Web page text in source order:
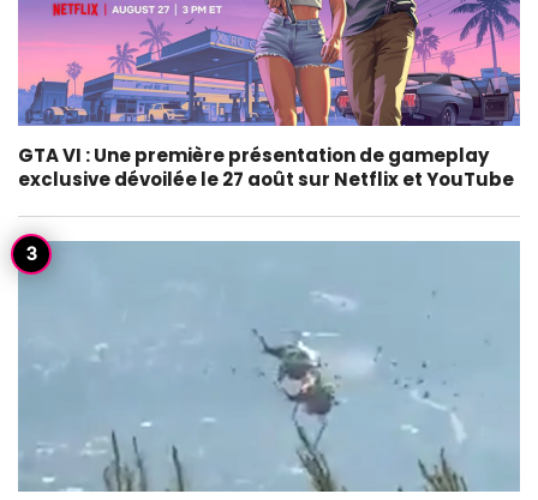
GTA VI : Une première présentation de gameplay
exclusive dévoilée le 27 août sur Netflix et YouTube